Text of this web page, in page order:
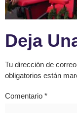
Deja
Tu dirección de
obligatorios están
Comentario *